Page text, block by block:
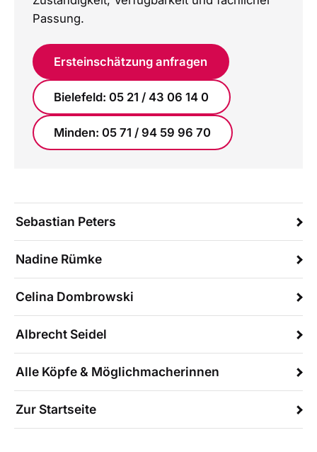
Passung.
Ersteinschätzung anfragen
Bielefeld: 05 21 / 43 06 14 0
Minden: 05 71 / 94 59 96 70
Sebastian Peters
Nadine Rümke
Celina Dombrowski
Albrecht Seidel
Alle Köpfe & Möglichmacherinnen
Zur Startseite